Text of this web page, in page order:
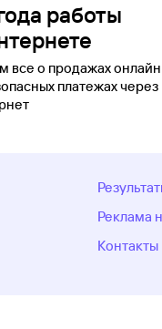
работы
все о продажах онлайн
платежах через
Реклама
Контакты